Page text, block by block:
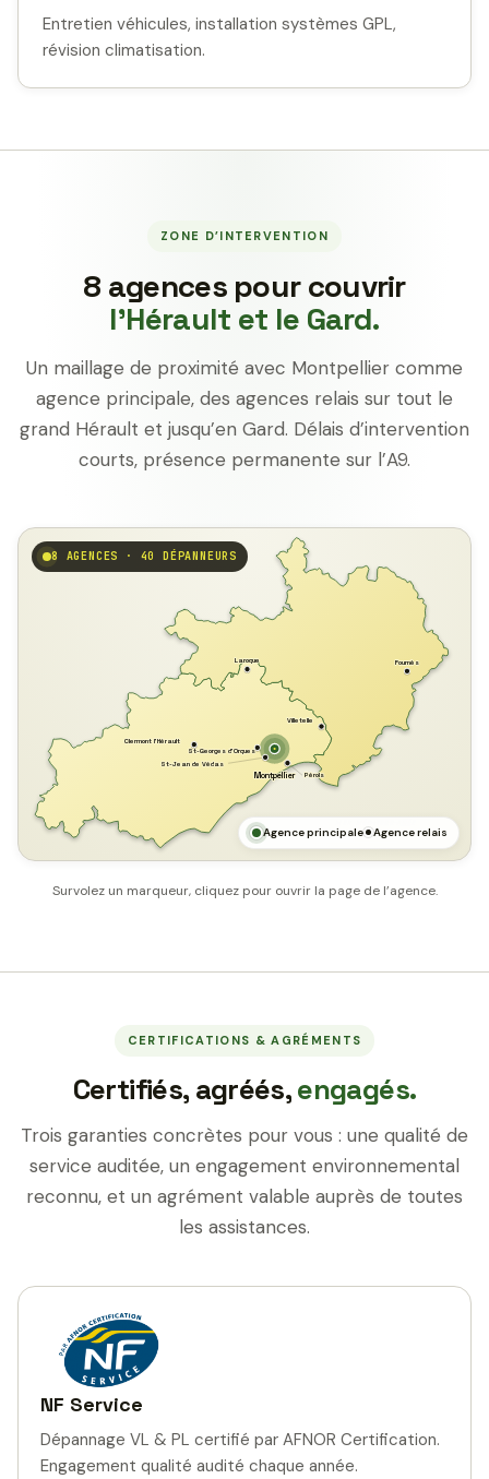
Entretien véhicules, installation systèmes GPL,
révision climatisation.
ZONE D’INTERVENTION
8 agences pour couvrir
l’Hérault et le Gard.
Un maillage de proximité avec Montpellier comme
agence principale, des agences relais sur tout le
grand Hérault et jusqu’en Gard. Délais d’intervention
courts, présence permanente sur l’A9.
Montpellier Pérols
Laroque Fournès
Villetelle
St-Georges d'Orques
Clermont l'Hérault
St-Jean de Védas
8 AGENCES · 40 DÉPANNEURS
Agence principale Agence relais
Survolez un marqueur, cliquez pour ouvrir la page de l’agence.
CERTIFICATIONS & AGRÉMENTS
Certifiés, agréés,engagés.
Trois garanties concrètes pour vous : une qualité de
service auditée, un engagement environnemental
reconnu, et un agrément valable auprès de toutes
les assistances.
NF Service
Dépannage VL & PL certifié par AFNOR Certification.
Engagement qualité audité chaque année.